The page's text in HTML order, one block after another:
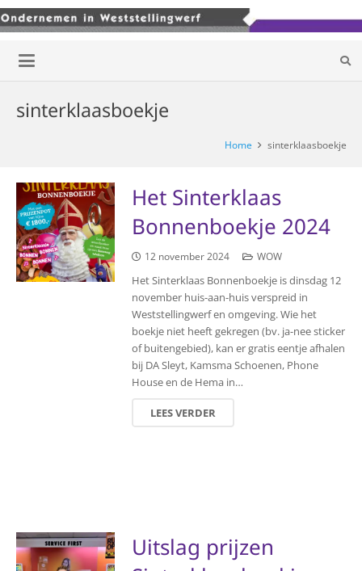
sinterklaasboekje
Home sinterklaasboekje
Het Sinterklaas
Bonnenboekje 2024
12 november 2024 WOW
Het Sinterklaas Bonnenboekje is dinsdag 12
november huis-aan-huis verspreid in
Weststellingwerf en omgeving. Wie het
boekje niet heeft gekregen (bv. ja-nee sticker
of buitengebied), kan er gratis eentje afhalen
bij DA Sleyt, Kamsma Schoenen, Phone
House en de Hema in…
LEES VERDER
Uitslag prijzen